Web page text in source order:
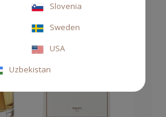
Slovenia
Sweden
USA
Uzbekistan